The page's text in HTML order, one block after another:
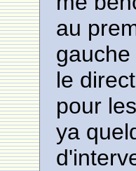
au
le
pour
ya